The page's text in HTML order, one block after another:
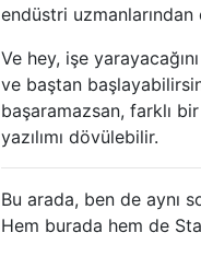
endüstri
Ve hey, işe
ve baştan
başaramazsan, farklı
yazılımı dövülebilir.
Bu arada, ben de aynı
Hem burada hem de